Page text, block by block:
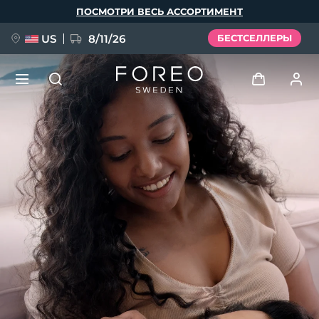
ПОСМОТРИ ВЕСЬ АССОРТИМЕНТ
US 8/11/26 БЕСТСЕЛЛЕРЫ
Профиль пользователя
Мои приборы
Мои заказы
Мои адреса
Мои подписки
НОВИНКА
FAQ™ Pure Beauty-Tech Elixir
BREAKING NEWS
issa™ Teeth Whitening Set
Язык
English Deutsch
Español
Français
Italiano
Português
Polski
Svenska
Русский
Türkçe
简体中文 繁體中文